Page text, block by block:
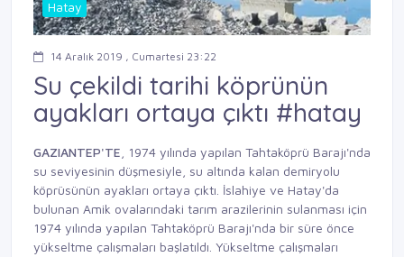
Hatay
14 Aralık 2019 , Cumartesi 23:22
Su çekildi tarihi köprünün
ayakları ortaya çıktı #hatay
GAZIANTEP'TE , 1974 yılında yapılan Tahtaköprü Barajı'nda
su seviyesinin düşmesiyle, su altında kalan demiryolu
köprüsünün ayakları ortaya çıktı. İslahiye ve Hatay'da
bulunan Amik ovalarındaki tarım arazilerinin sulanması için
1974 yılında yapılan Tahtaköprü Barajı'nda bir süre önce
yükseltme çalışmaları başlatıldı. Yükseltme çalışmaları